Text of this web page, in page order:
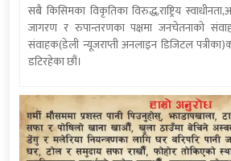
सबै किसिमका विकृतिका विरुद्ध,राष्ट्रिय
जागरण र रुपान्तरणका पक्षमा जनचेतनाको
संवाहक(डेली न्यूजराप्ती अनलाइन डिजिटल
डटिरहेका छौं।